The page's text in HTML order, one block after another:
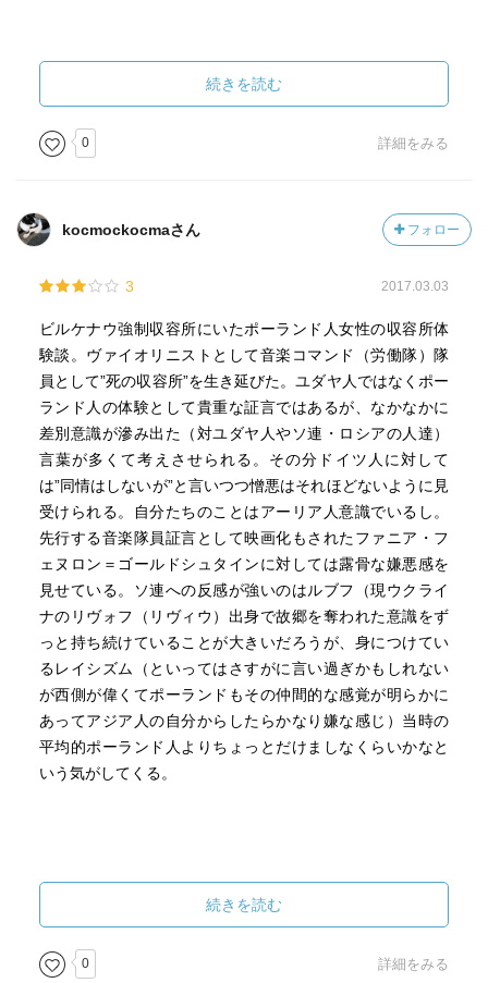
続きを読む
0 詳細をみる
kocmockocmaさん フォロー
3 2017.03.03
ビルケナウ強制収容所にいたポーランド人女性の収容所体
験談。ヴァイオリニストとして音楽コマンド（労働隊）隊
員として”死の収容所”を生き延びた。ユダヤ人ではなくポー
ランド人の体験として貴重な証言ではあるが、なかなかに
差別意識が滲み出た（対ユダヤ人やソ連・ロシアの人達）
言葉が多くて考えさせられる。その分ドイツ人に対して
は”同情はしないが”と言いつつ憎悪はそれほどないように見
受けられる。自分たちのことはアーリア人意識でいるし。
先行する音楽隊員証言として映画化もされたファニア・フ
ェヌロン＝ゴールドシュタインに対しては露骨な嫌悪感を
見せている。ソ連への反感が強いのはルブフ（現ウクライ
ナのリヴォフ（リヴィウ）出身で故郷を奪われた意識をず
っと持ち続けていることが大きいだろうが、身につけてい
るレイシズム（といってはさすがに言い過ぎかもしれない
が西側が偉くてポーランドもその仲間的な感覚が明らかに
あってアジア人の自分からしたらかなり嫌な感じ）当時の
平均的ポーランド人よりちょっとだけましなくらいかなと
いう気がしてくる。
続きを読む
0 詳細をみる